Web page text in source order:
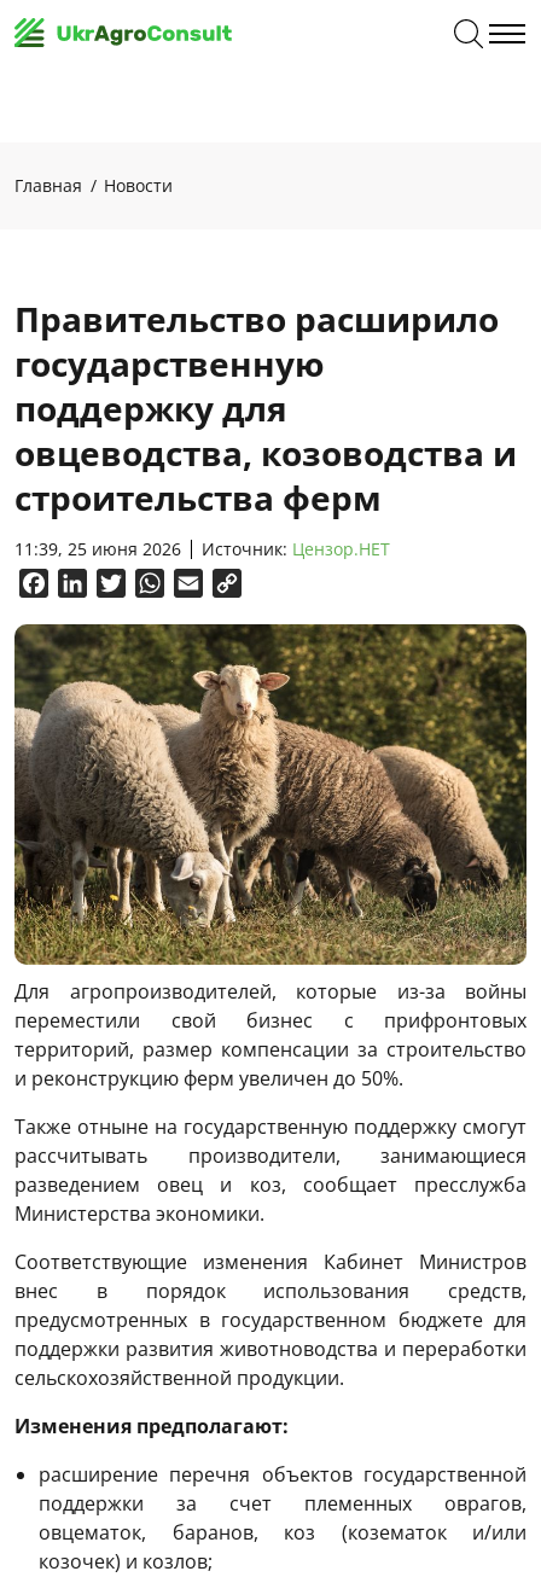
Главная Новости
Правительство расширило
государственную
поддержку для
овцеводства, козоводства и
строительства ферм
11:39, 25 июня 2026 Источник: Цензор.НЕТ
FacebookLinkedInTwitterWhatsApp
Email
Для агропроизводителей, которые из-за войны
переместили свой бизнес с прифронтовых
территорий, размер компенсации за строительство
и реконструкцию ферм увеличен до 50%.
Также отныне на государственную поддержку смогут
рассчитывать производители, занимающиеся
разведением овец и коз, сообщает пресслужба
Министерства экономики.
Соответствующие изменения Кабинет Министров
внес в порядок использования средств,
предусмотренных в государственном бюджете для
поддержки развития животноводства и переработки
сельскохозяйственной продукции.
Изменения предполагают:
расширение перечня объектов государственной
поддержки за счет племенных оврагов,
овцематок, баранов, коз (козематок и/или
козочек) и козлов;